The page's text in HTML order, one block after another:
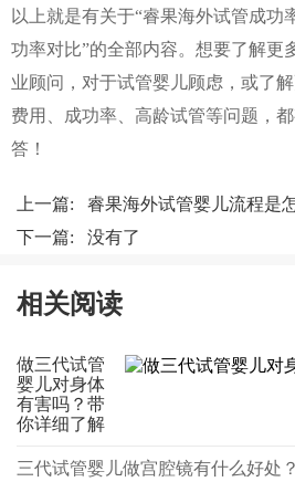
以上就是有关于“睿果海外试管成功
功率对比”的全部内容。想要了解更
业顾问，对于试管婴儿顾虑，或了
费用、成功率、高龄试管等问题，
答！
上一篇: 睿果海外试管婴儿流程是
下一篇: 没有了
相关阅读
做三代试管
婴儿对身体
有害吗？带
你详细了解
三代试管婴儿做宫腔镜有什么好处